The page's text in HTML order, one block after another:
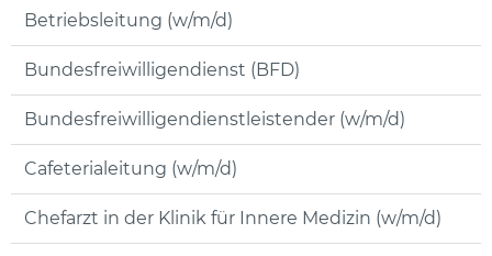
Betriebsleitung (w/m/d)
Bundesfreiwilligendienst (BFD)
Bundesfreiwilligendienstleistender (w/m/d)
Cafeterialeitung (w/m/d)
Chefarzt in der Klinik für Innere Medizin (w/m/d)